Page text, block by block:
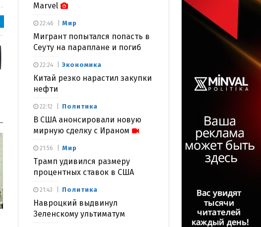
Marvel
Мир
Мигрант попытался попасть в
Сеуту на параплане и погиб
22:46
Экономика
Китай резко нарастил закупки
нефти
22:24
Политика
В США анонсировали новую
мирную сделку с Ираном
22:12
Мир
Трамп удивился размеру
процентных ставок в США
21:56
Политика
Навроцкий выдвинул
Зеленскому ультиматум
21:43